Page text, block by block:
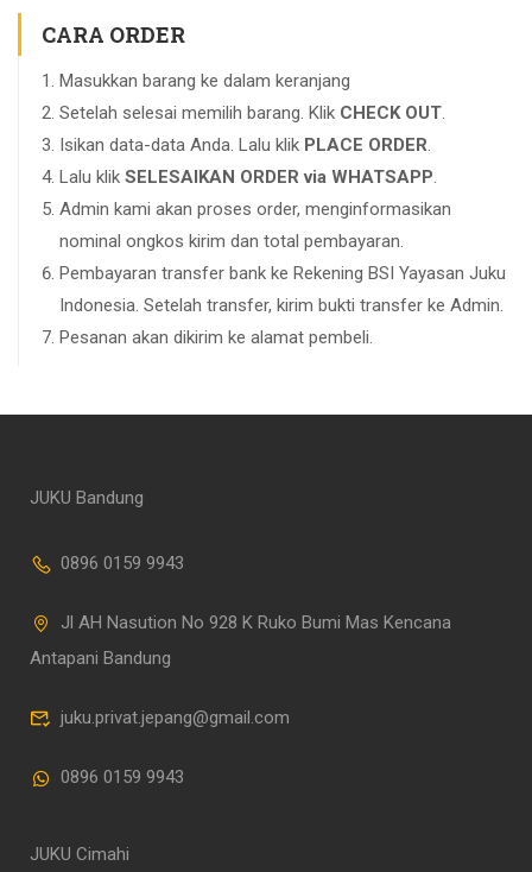
CARA ORDER
Masukkan barang ke dalam keranjang
Setelah selesai memilih barang. Klik CHECK OUT
Isikan data-data Anda. Lalu klik PLACE ORDER
Lalu klik SELESAIKAN ORDER via WHATSAPP
Admin kami akan proses order, menginformasikan
nominal ongkos kirim dan total pembayaran.
Pembayaran transfer bank ke Rekening BSI Yayasan Juku
Indonesia. Setelah transfer, kirim bukti transfer ke Admin.
Pesanan akan dikirim ke alamat pembeli.
JUKU Bandung
0896 0159 9943
Jl AH Nasution No 928 K Ruko Bumi Mas Kencana
Antapani Bandung
juku.privat.jepang@gmail.com
0896 0159 9943
JUKU Cimahi